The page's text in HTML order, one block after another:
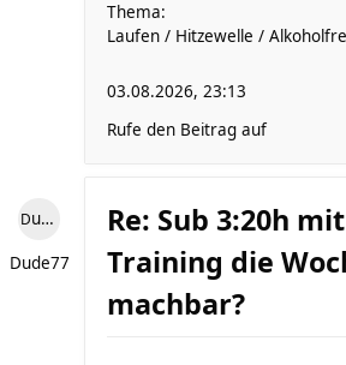
Thema:
Laufen / Hitzewelle /
03.08.2026, 23:13
Rufe den Beitrag auf
Dude77
Dude77
Re: Sub 3:20h
Training die
machbar?